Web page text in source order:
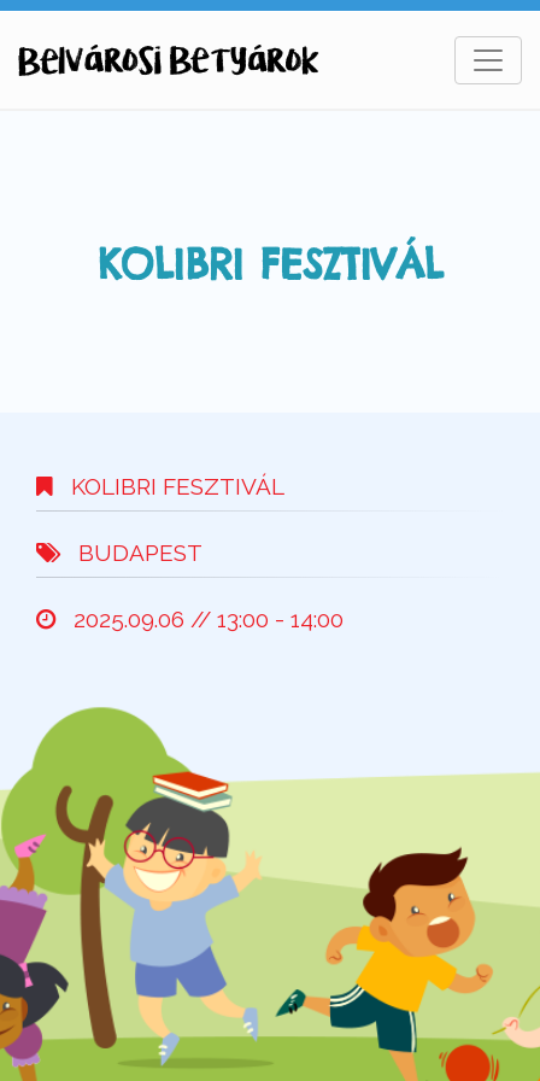
KOLIBRI FESZTIVÁL
KOLIBRI FESZTIVÁL
BUDAPEST
2025.09.06 // 13:00 - 14:00